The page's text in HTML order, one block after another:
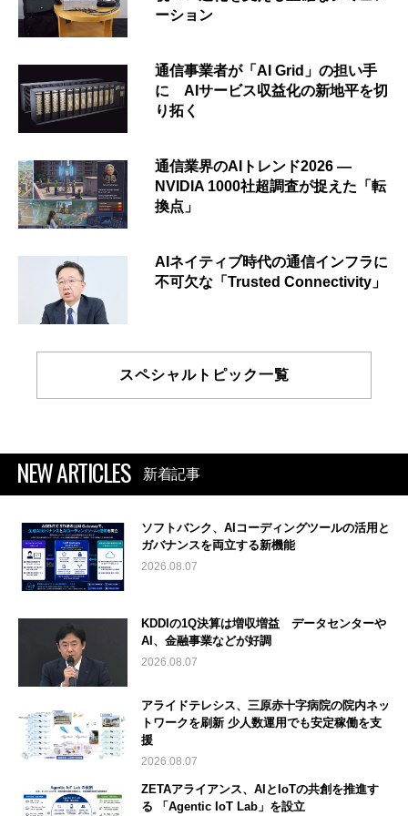
ーション
通信事業者が「AI Grid」の担い手
に AIサービス収益化の新地平を切
り拓く
通信業界のAIトレンド2026 ―
NVIDIA 1000社超調査が捉えた「転
換点」
AIネイティブ時代の通信インフラに
不可欠な「Trusted Connectivity」
スペシャルトピック一覧
NEW ARTICLES 新着記事
ソフトバンク、AIコーディングツールの活用と
ガバナンスを両立する新機能
2026.08.07
KDDIの1Q決算は増収増益 データセンターや
AI、金融事業などが好調
2026.08.07
アライドテレシス、三原赤十字病院の院内ネッ
トワークを刷新 少人数運用でも安定稼働を支
援
2026.08.07
ZETAアライアンス、AIとIoTの共創を推進す
る 「Agentic IoT Lab」を設立